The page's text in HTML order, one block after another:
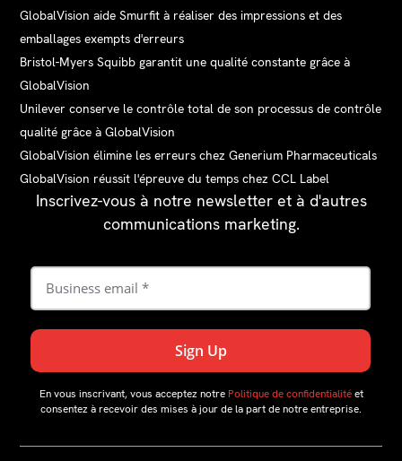
GlobalVision aide Smurfit à réaliser des impressions et des
emballages exempts d'erreurs
Bristol-Myers Squibb garantit une qualité constante grâce à
GlobalVision
Unilever conserve le contrôle total de son processus de contrôle
qualité grâce à GlobalVision
GlobalVision élimine les erreurs chez Generium Pharmaceuticals
GlobalVision réussit l'épreuve du temps chez CCL Label
Inscrivez-vous à notre newsletter et à d'autres
communications marketing.
En vous inscrivant, vous acceptez notre Politique de confidentialitéet
consentez à recevoir des mises à jour de la part de notre entreprise.